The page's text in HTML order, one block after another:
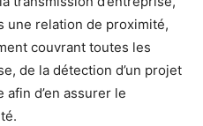
relation de proximité,
couvrant toutes les
de la détection d’un projet
afin d’en assurer le